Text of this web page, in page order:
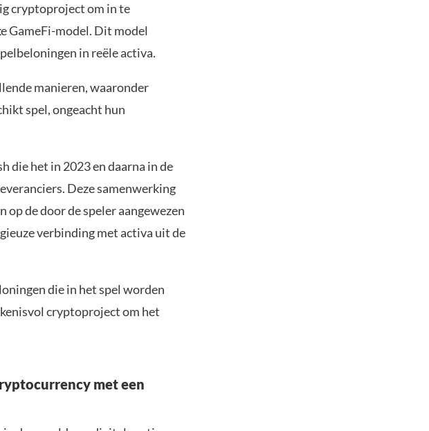
cryptoproject om in te
GameFi-model. Dit model
in reële activa.
manieren, waaronder
spel, ongeacht hun
die het in 2023 en daarna in de
Deze samenwerking
de door de speler aangewezen
verbinding met activa uit de
die in het spel worden
cryptoproject om het
met een